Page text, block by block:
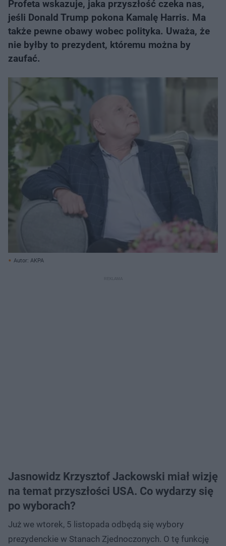
Profeta wskazuje, jaka przyszłość czeka nas,
jeśli Donald Trump pokona Kamalę Harris. Ma
także pewne obawy wobec polityka. Uważa, że
nie byłby to prezydent, któremu można by
zaufać.
Autor: AKPA
Jasnowidz Krzysztof Jackowski miał wizję
na temat przyszłości USA. Co wydarzy się
po wyborach?
Już we wtorek, 5 listopada odbędą się wybory
prezydenckie w Stanach Zjednoczonych. O tę funkcję